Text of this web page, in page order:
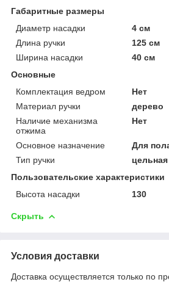
Габаритные размеры
Диаметр насадки
4 см
Длина ручки
125 см
Ширина насадки
40 см
Основные
Комплектация ведром
Нет
Материал ручки
дерево
Наличие механизма
отжима
Нет
Основное назначение
Для
Тип ручки
цельная
Пользовательские характеристики
Высота насадки
130
Скрыть
Условия доставки
Доставка осуществляется только по